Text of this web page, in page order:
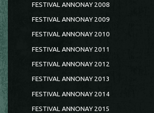
FESTIVAL ANNONAY 2008
FESTIVAL ANNONAY 2009
FESTIVAL ANNONAY 2010
FESTIVAL ANNONAY 2011
FESTIVAL ANNONAY 2012
FESTIVAL ANNONAY 2013
FESTIVAL ANNONAY 2014
FESTIVAL ANNONAY 2015